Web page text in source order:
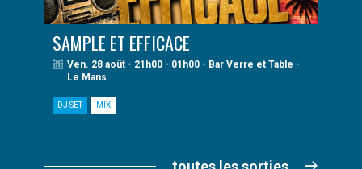
SAMPLE ET EFFICACE
Ven. 28 août - 21h00 - 01h00 - Bar Verre et Table -
Le Mans
DJ SET MIX